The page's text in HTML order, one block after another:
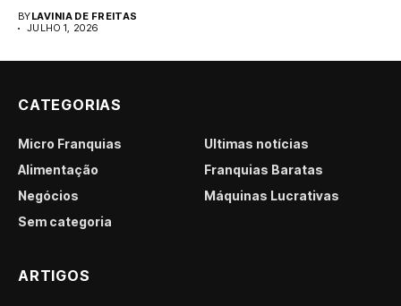
BYLAVINIA DE FREITAS
JULHO 1, 2026
CATEGORIAS
Micro Franquias
Últimas notícias
Alimentação
Franquias Baratas
Negócios
Máquinas Lucrativas
Sem categoria
ARTIGOS